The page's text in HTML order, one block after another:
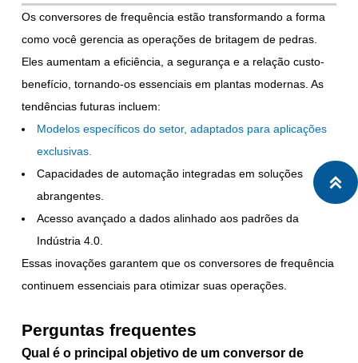
Os conversores de frequência estão transformando a forma
como você gerencia as operações de britagem de pedras.
Eles aumentam a eficiência, a segurança e a relação custo-
benefício, tornando-os essenciais em plantas modernas. As
tendências futuras incluem:
Modelos específicos do setor, adaptados para aplicações
exclusivas.
Capacidades de automação integradas em soluções
abrangentes.
Acesso avançado a dados alinhado aos padrões da
Indústria 4.0.
Essas inovações garantem que os conversores de frequência
continuem essenciais para otimizar suas operações.
Perguntas frequentes
Qual é o principal objetivo de um conversor de
